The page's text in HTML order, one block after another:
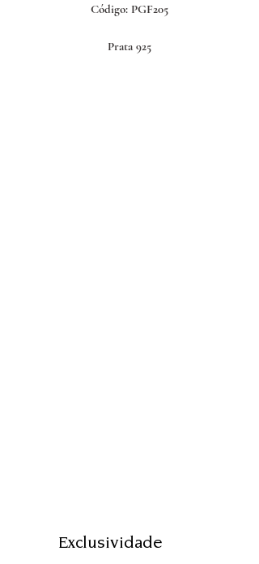
Código: PGF205
Prata 925
Exclusividade